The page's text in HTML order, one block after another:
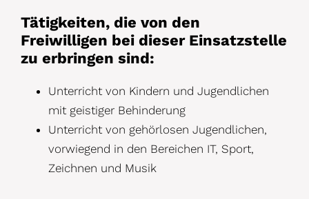
Tätigkeiten, die von den
Freiwilligen bei dieser Einsatzstelle
zu erbringen sind:
Unterricht von Kindern und Jugendlichen
mit geistiger Behinderung
Unterricht von gehörlosen Jugendlichen,
vorwiegend in den Bereichen IT, Sport,
Zeichnen und Musik